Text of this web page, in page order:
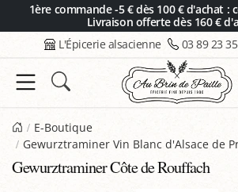
1ère commande -5 € dès 100 € d'achat :
Livraison offerte dès 160 €
L'Épicerie alsacienne 03 89 23
E-Boutique
Gewurztraminer Vin Blanc d'Alsace de
Gewurztraminer Côte de Rouffach
Panneau de gestion des cookies